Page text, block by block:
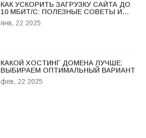
КАК УСКОРИТЬ ЗАГРУЗКУ САЙТА ДО
10 МБИТ/С: ПОЛЕЗНЫЕ СОВЕТЫ И
МЕТОДЫ
янв, 22 2025
КАКОЙ ХОСТИНГ ДОМЕНА ЛУЧШЕ:
ВЫБИРАЕМ ОПТИМАЛЬНЫЙ ВАРИАНТ
фев, 22 2025